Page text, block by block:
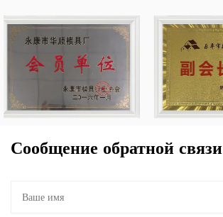
Сообщение обратной связи